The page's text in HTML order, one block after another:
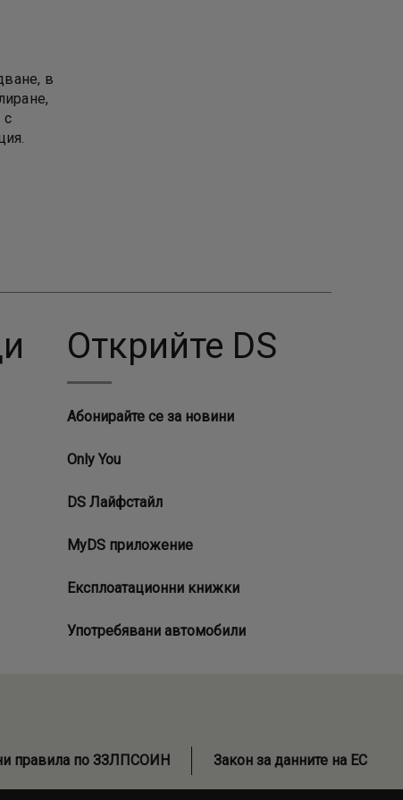
в
с
Открийте DS
Абонирайте се за новини
Only You
DS Лайфстайл
MyDS приложение
Експлоатационни книжки
Употребявани автомобили
правила по ЗЗЛПСОИН Закон за данните на ЕС